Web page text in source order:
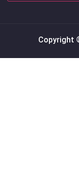
Copyright